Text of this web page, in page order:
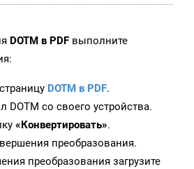
DOTM в PDF выполните
DOTM в PDF.
DOTM со своего устройства.
«Конвертировать».
преобразования.
преобразования загрузите